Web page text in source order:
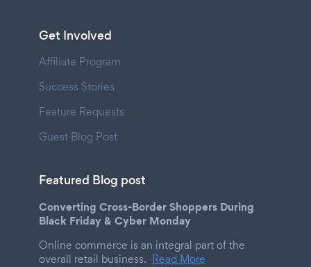
Get Involved
Affiliate Program
Success Stories
Feature Requests
Guest Blog Post
Featured Blog post
Converting Cross-Border Shoppers During
Black Friday & Cyber Monday
Online commerce is an integral part of the
overall retail business. Read More